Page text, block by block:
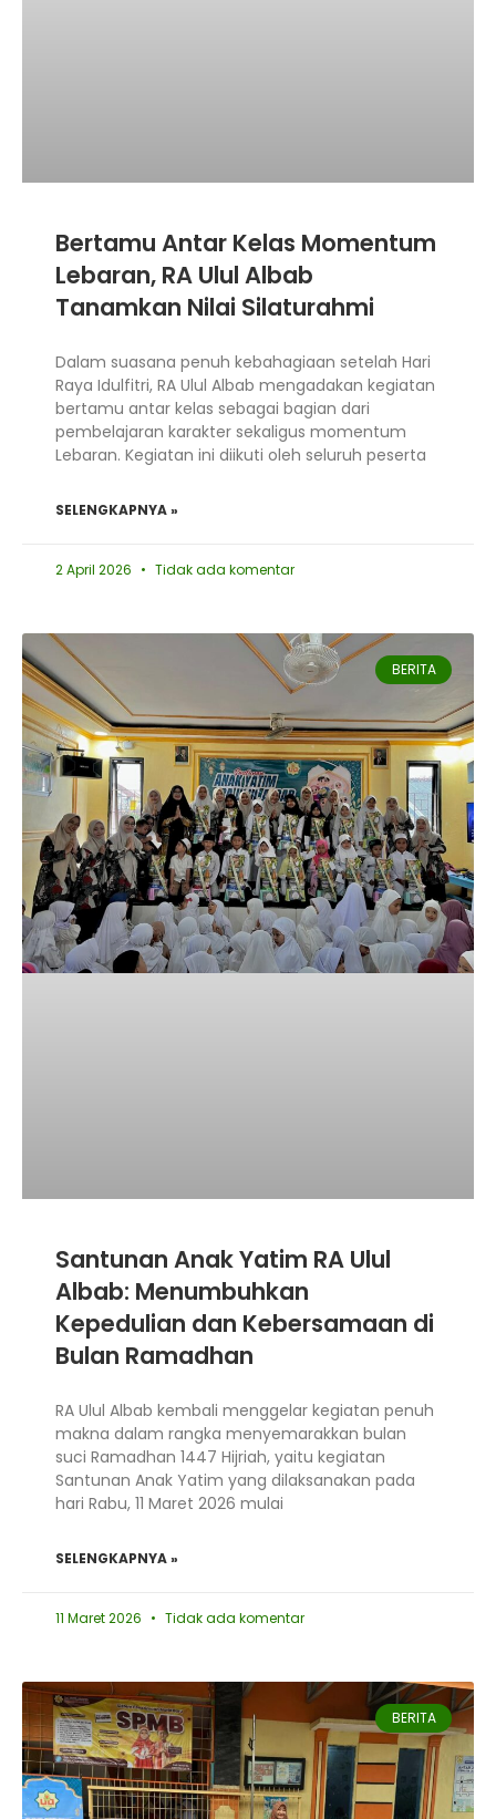
Bertamu Antar Kelas Momentum
Lebaran, RA Ulul Albab
Tanamkan Nilai Silaturahmi
Dalam suasana penuh kebahagiaan setelah Hari
Raya Idulfitri, RA Ulul Albab mengadakan kegiatan
bertamu antar kelas sebagai bagian dari
pembelajaran karakter sekaligus momentum
Lebaran. Kegiatan ini diikuti oleh seluruh peserta
SELENGKAPNYA »
2 April 2026 Tidak ada komentar
BERITA
Santunan Anak Yatim RA Ulul
Albab: Menumbuhkan
Kepedulian dan Kebersamaan di
Bulan Ramadhan
RA Ulul Albab kembali menggelar kegiatan penuh
makna dalam rangka menyemarakkan bulan
suci Ramadhan 1447 Hijriah, yaitu kegiatan
Santunan Anak Yatim yang dilaksanakan pada
hari Rabu, 11 Maret 2026 mulai
SELENGKAPNYA »
11 Maret 2026 Tidak ada komentar
BERITA